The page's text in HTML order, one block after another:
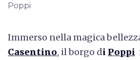
Poppi
Immerso nella magica
Casentino, il borgo di Poppi